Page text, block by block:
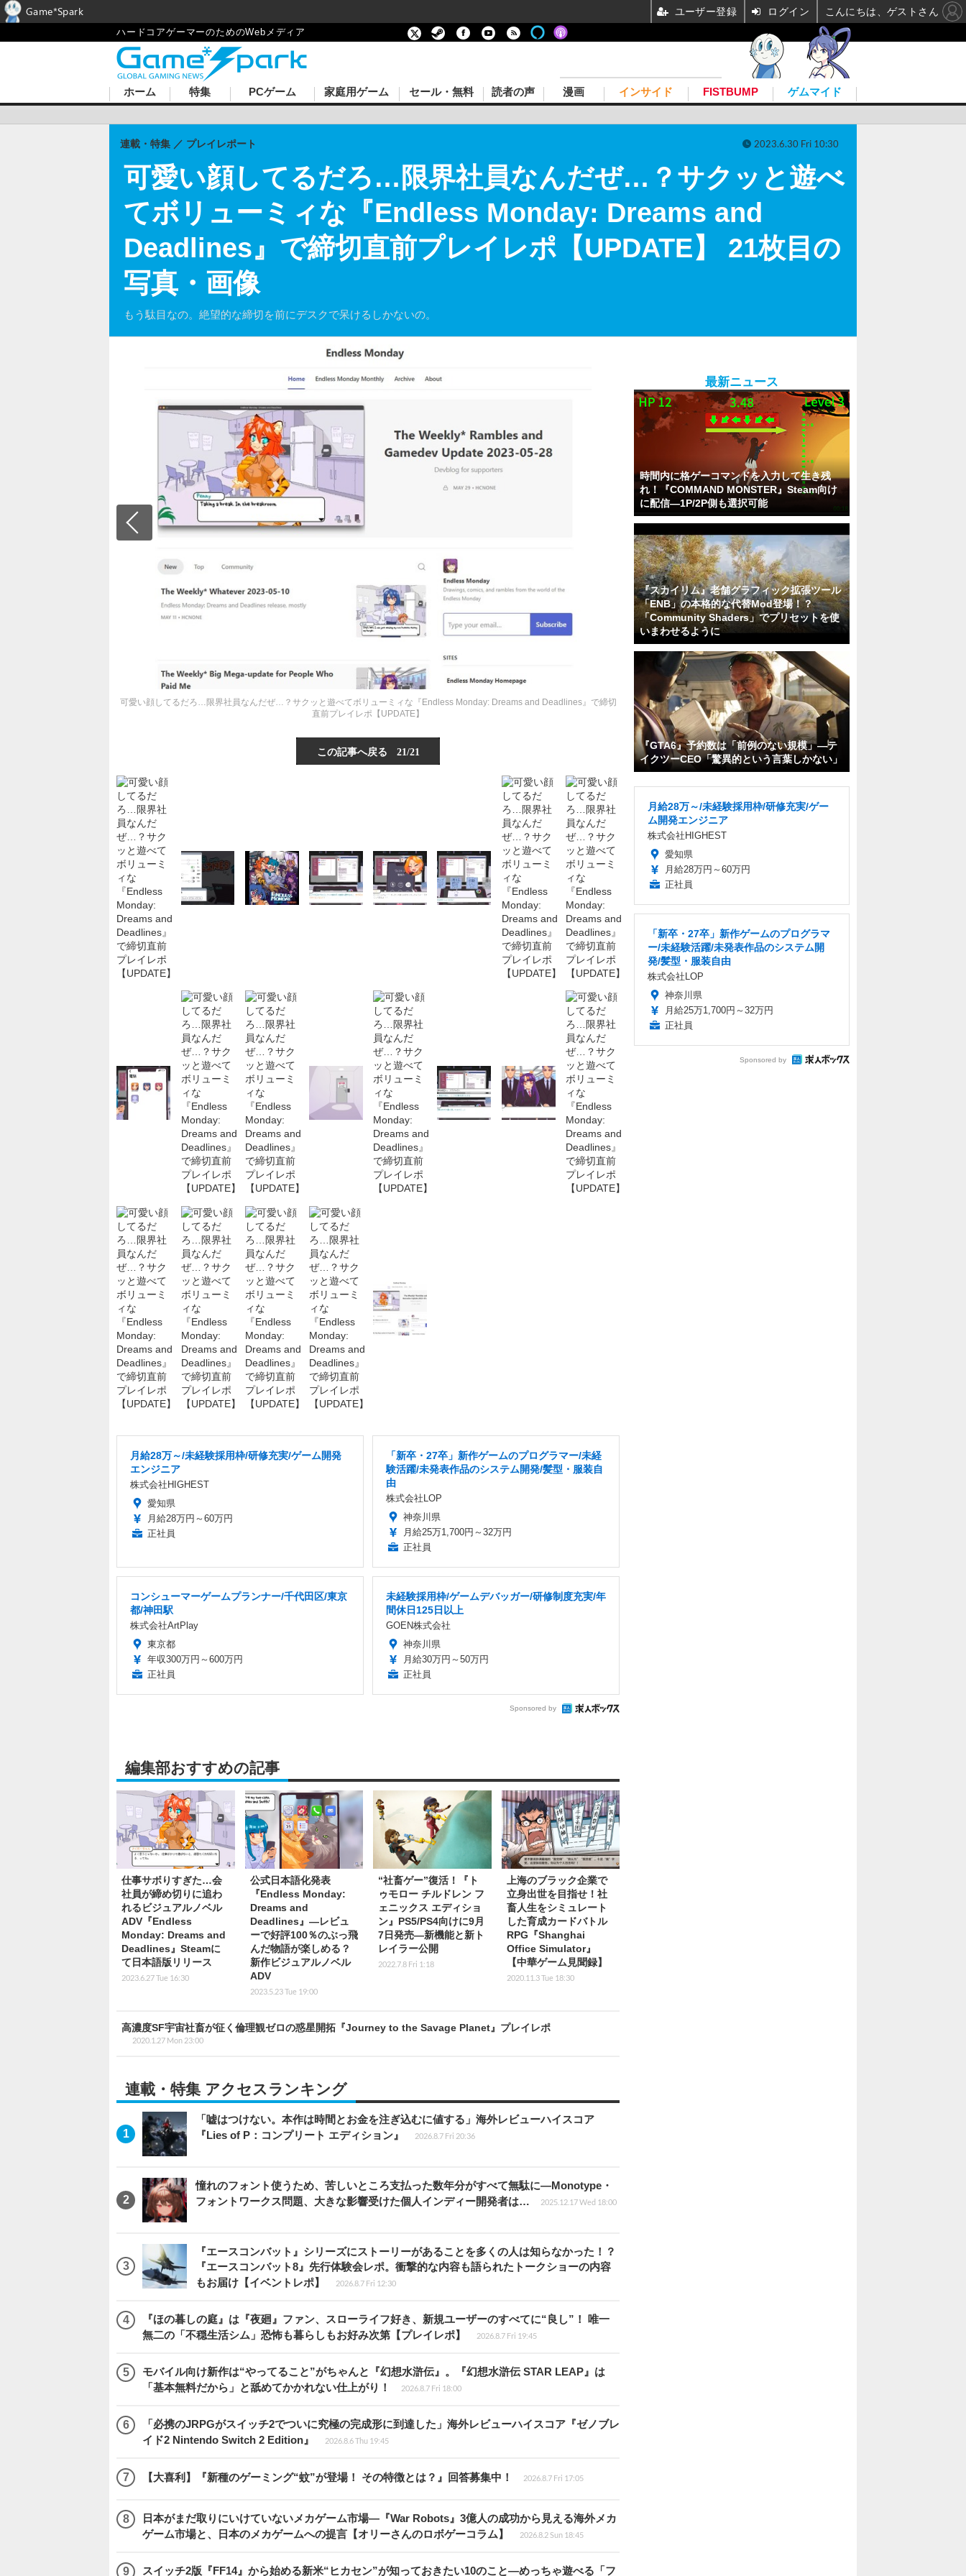
ハードコアゲーマーのためのWebメディア
ホーム 特集 PCゲーム 家庭用ゲーム セール・無料 読者の声 漫画 インサイド FISTBUMP ゲムマイド
可愛い顔してるだろ…限界社員なんだぜ…？サクッと遊べ
てボリューミィな『Endless Monday: Dreams and
Deadlines』で締切直前プレイレポ【UPDATE】 21枚目の
写真・画像
もう駄目なの。絶望的な締切を前にデスクで呆けるしかないの。
連載・特集 プレイレポート 2023.6.30 Fri 10:30
可愛い顔してるだろ…限界社員なんだぜ…？サクッと遊べてボリューミィな『Endless Monday: Dreams and Deadlines』で締切
直前プレイレポ【UPDATE】
この記事へ戻る 21/21
月給28万～/未経験採用枠/研修充実/ゲーム開発
エンジニア
株式会社HIGHEST
愛知県
月給28万円～60万円
正社員
「新卒・27卒」新作ゲームのプログラマー/未経
験活躍/未発表作品のシステム開発/髪型・服装自
由
株式会社LOP
神奈川県
月給25万1,700円～32万円
正社員
コンシューマーゲームプランナー/千代田区/東京
都/神田駅
株式会社ArtPlay
東京都
年収300万円～600万円
正社員
未経験採用枠/ゲームデバッガー/研修制度充実/年
間休日125日以上
GOEN株式会社
神奈川県
月給30万円～50万円
正社員
Sponsored by
編集部おすすめの記事
仕事サボりすぎた…会
社員が締め切りに追わ
れるビジュアルノベル
ADV『Endless
Monday: Dreams and
Deadlines』Steamに
て日本語版リリース
2023.6.27 Tue 16:30
公式日本語化発表
『Endless Monday:
Dreams and
Deadlines』―レビュ
ーで好評100％のぶっ飛
んだ物語が楽しめる？
新作ビジュアルノベル
ADV
2023.5.23 Tue 19:00
“社畜ゲー”復活！『ト
ゥモロー チルドレン フ
ェニックス エディショ
ン』PS5/PS4向けに9月
7日発売―新機能と新ト
レイラー公開
2022.7.8 Fri 1:18
上海のブラック企業で
立身出世を目指せ！社
畜人生をシミュレート
した育成カードバトル
RPG『Shanghai
Office Simulator』
【中華ゲーム見聞録】
2020.11.3 Tue 18:30
高濃度SF宇宙社畜が征く倫理観ゼロの惑星開拓『Journey to the Savage Planet』プレイレポ
2020.1.27 Mon 23:00
連載・特集 アクセスランキング
「嘘はつけない。本作は時間とお金を注ぎ込むに値する」海外レビューハイスコア
『Lies of P：コンプリート エディション』
2026.8.7 Fri 20:36
憧れのフォント使うため、苦しいところ支払った数年分がすべて無駄に―Monotype・
フォントワークス問題、大きな影響受けた個人インディー開発者は…
2025.12.17 Wed 18:00
『エースコンバット』シリーズにストーリーがあることを多くの人は知らなかった！？
『エースコンバット8』先行体験会レポ。衝撃的な内容も語られたトークショーの内容
もお届け【イベントレポ】
2026.8.7 Fri 12:30
『ほの暮しの庭』は『夜廻』ファン、スローライフ好き、新規ユーザーのすべてに“良し”！ 唯一
無二の「不穏生活シム」恐怖も暮らしもお好み次第【プレイレポ】
2026.8.7 Fri 19:45
モバイル向け新作は“やってること”がちゃんと『幻想水滸伝』。『幻想水滸伝 STAR LEAP』は
「基本無料だから」と舐めてかかれない仕上がり！
2026.8.7 Fri 18:00
「必携のJRPGがスイッチ2でついに究極の完成形に到達した」海外レビューハイスコア『ゼノブレ
イド2 Nintendo Switch 2 Edition』
2026.8.6 Thu 19:45
【大喜利】『新種のゲーミング“蚊”が登場！ その特徴とは？』回答募集中！ 2026.8.7 Fri 17:05
日本がまだ取りにいけていないメカゲーム市場―『War Robots』3億人の成功から見える海外メカ
ゲーム市場と、日本のメカゲームへの提言【オリーさんのロボゲーコラム】
2026.8.2 Sun 18:45
スイッチ2版『FF14』から始める新米“ヒカセン”が知っておきたい10のこと―めっちゃ遊べる「フ
最新ニュース
時間内に格ゲーコマンドを入力して生き残
れ！『COMMAND MONSTER』Steam向け
に配信―1P/2P側も選択可能
『スカイリム』老舗グラフィック拡張ツール
「ENB」の本格的な代替Mod登場！？
「Community Shaders」でプリセットを使
いまわせるように
『GTA6』予約数は「前例のない規模」―テ
イクツーCEO「驚異的という言葉しかない」
月給28万～/未経験採用枠/研修充実/ゲー
ム開発エンジニア
株式会社HIGHEST
愛知県
月給28万円～60万円
正社員
「新卒・27卒」新作ゲームのプログラマ
ー/未経験活躍/未発表作品のシステム開
発/髪型・服装自由
株式会社LOP
神奈川県
月給25万1,700円～32万円
正社員
Sponsored by
Game*Spark ユーザー登録 ログイン こんにちは、ゲストさん